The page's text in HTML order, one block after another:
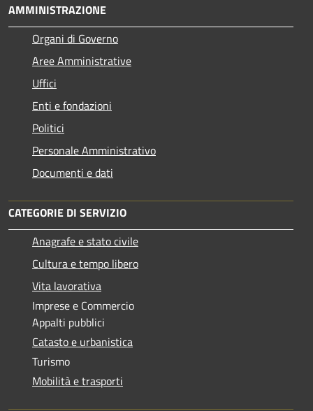
AMMINISTRAZIONE
Organi di Governo
Aree Amministrative
Uffici
Enti e fondazioni
Politici
Personale Amministrativo
Documenti e dati
CATEGORIE DI SERVIZIO
Anagrafe e stato civile
Cultura e tempo libero
Vita lavorativa
Imprese e Commercio
Appalti pubblici
Catasto e urbanistica
Turismo
Mobilità e trasporti